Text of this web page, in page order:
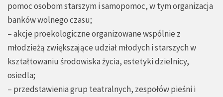
pomoc osobom starszym i samopomoc, w tym organizacja
banków wolnego czasu;
– akcje proekologiczne organizowane wspólnie z
młodzieżą zwiększające udział młodych i starszych w
kształtowaniu środowiska życia, estetyki dzielnicy,
osiedla;
– przedstawienia grup teatralnych, zespołów pieśni i